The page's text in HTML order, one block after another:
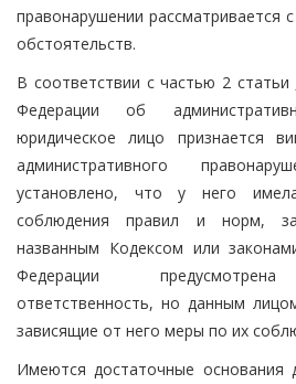
правонарушении рассматривается
обстоятельств.
В соответствии с частью 2 статьи
Федерации об
юридическое лицо признается
административного
установлено, что у него
соблюдения правил и норм,
названным Кодексом или
Федерации предусмотрена
ответственность, но данным
зависящие от него меры по их
Имеются достаточные